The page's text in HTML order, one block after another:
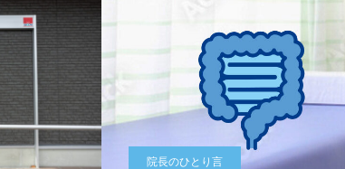
院長のひとり言